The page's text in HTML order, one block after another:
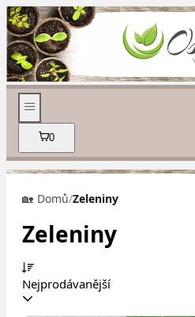
0
🏡 Domů/Zeleniny
Zeleniny
Nejprodávanější